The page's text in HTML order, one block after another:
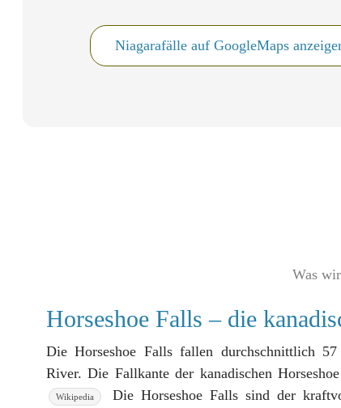
Niagarafälle auf GoogleMaps
Was
Horseshoe Falls – die
Die Horseshoe Falls fallen durchschnittlich
Wikipedia
Die Horseshoe Falls sind der